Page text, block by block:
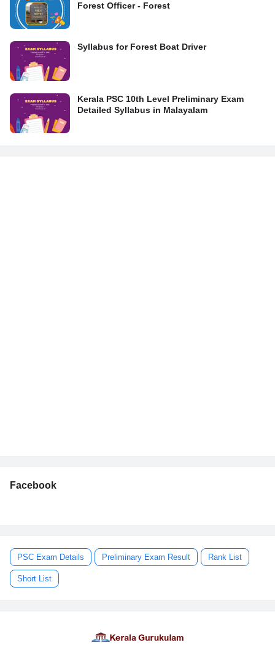
Forest Officer - Forest
Syllabus for Forest Boat Driver
Kerala PSC 10th Level Preliminary Exam
Detailed Syllabus in Malayalam
Facebook
PSC Exam Details Preliminary Exam Result Rank List
Short List